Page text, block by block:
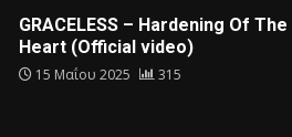
GRACELESS – Hardening Of The
Heart (Official video)
15 Μαΐου 2025 315